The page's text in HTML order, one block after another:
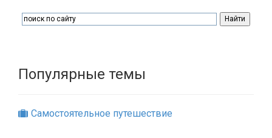
Популярные темы
Самостоятельное путешествие